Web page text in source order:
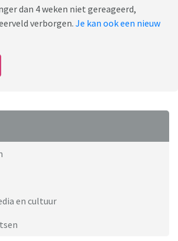
dan 4 weken niet gereageerd,
verborgen. Je kan ook een nieuw
en cultuur